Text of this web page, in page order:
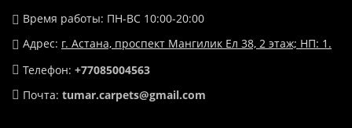
Время работы: ПН-ВС 10:00-20:00
Адрес: г. Астана, проспект Мангилик Ел 38, ​2 этаж; НП: 1.
Телефон: +77085004563
Почта: tumar.carpets@gmail.com